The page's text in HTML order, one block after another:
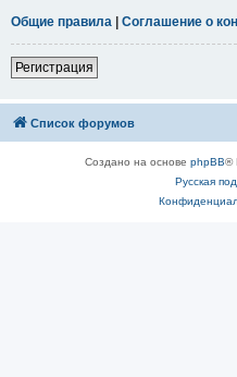
Общие правила | Соглашение о
Регистрация
Список форумов
Создано на основе phpBB®
Русская